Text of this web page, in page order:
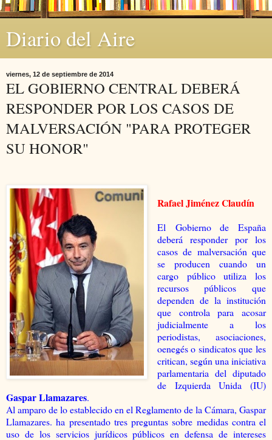
Diario del Aire
viernes, 12 de septiembre de 2014
EL GOBIERNO CENTRAL DEBERÁ
RESPONDER POR LOS CASOS DE
MALVERSACIÓN "PARA PROTEGER
SU HONOR"
Rafael Jiménez Claudín
El Gobierno de España
deberá responder por los
casos de malversación que
se producen cuando un
cargo público utiliza los
recursos públicos que
dependen de la institución
que controla para acosar
judicialmente a los
periodistas, asociaciones,
oenegés o sindicatos que les
critican, según una iniciativa
parlamentaria del diputado
de Izquierda Unida (IU)
Gaspar Llamazares.
Al amparo de lo establecido en el Reglamento de la Cámara, Gaspar
Llamazares. ha presentado tres preguntas sobre medidas contra el
uso de los servicios jurídicos públicos en defensa de intereses